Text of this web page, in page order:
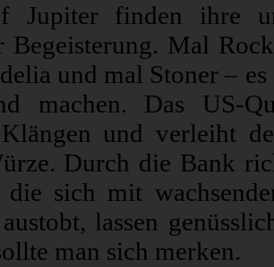
Jupiter finden ihre
Begeisterung. Mal
und mal Stoner –
machen. Das US-
und verleiht
Durch die Bank
die sich mit
lassen
man sich merken.